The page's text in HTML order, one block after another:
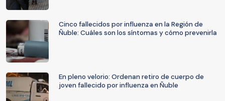
Cinco fallecidos por influenza en la Región de
Ñuble: Cuáles son los síntomas y cómo prevenirla
En pleno velorio: Ordenan retiro de cuerpo de
joven fallecido por influenza en Ñuble